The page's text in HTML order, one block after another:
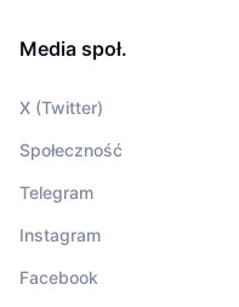
Media społ.
X (Twitter)
Społeczność
Telegram
Instagram
Facebook